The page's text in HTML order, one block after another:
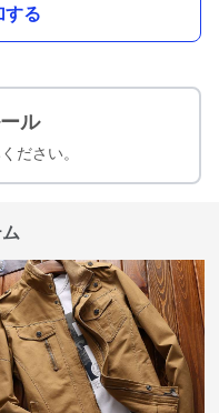
する
ル
ださい。